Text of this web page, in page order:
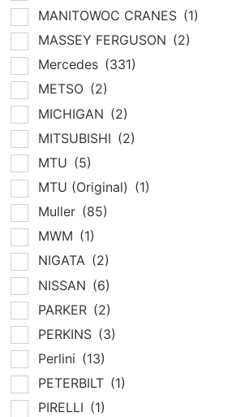
MANITOWOC CRANES (1)
MASSEY FERGUSON (2)
Mercedes (331)
METSO (2)
MICHIGAN (2)
MITSUBISHI (2)
MTU (5)
MTU (Original) (1)
Muller (85)
MWM (1)
NIGATA (2)
NISSAN (6)
PARKER (2)
PERKINS (3)
Perlini (13)
PETERBILT (1)
PIRELLI (1)